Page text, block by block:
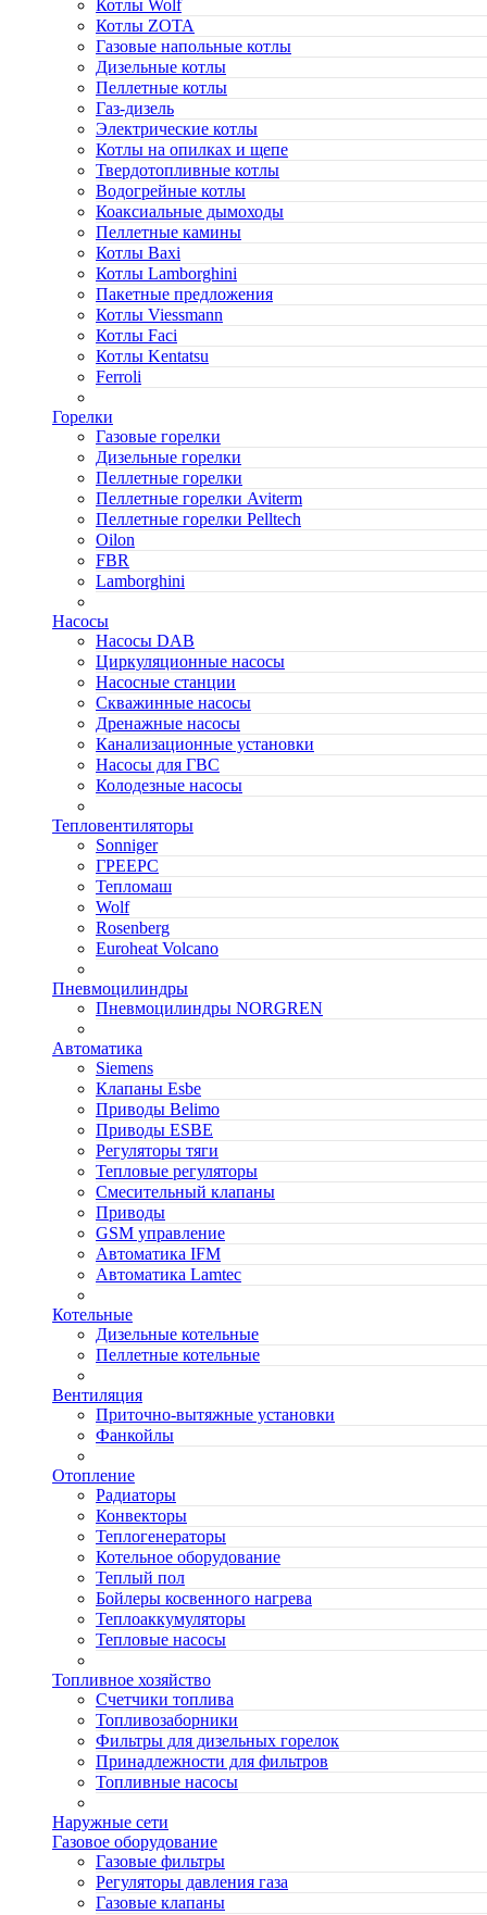
Котлы Wolf
Котлы ZOTA
Газовые напольные котлы
Дизельные котлы
Пеллетные котлы
Газ-дизель
Электрические котлы
Котлы на опилках и щепе
Твердотопливные котлы
Водогрейные котлы
Коаксиальные дымоходы
Пеллетные камины
Котлы Baxi
Котлы Lamborghini
Пакетные предложения
Котлы Viessmann
Котлы Faci
Котлы Kentatsu
Ferroli
Горелки
Газовые горелки
Дизельные горелки
Пеллетные горелки
Пеллетные горелки Aviterm
Пеллетные горелки Pelltech
Oilon
FBR
Lamborghini
Насосы
Насосы DAB
Циркуляционные насосы
Насосные станции
Скважинные насосы
Дренажные насосы
Канализационные установки
Насосы для ГВС
Колодезные насосы
Тепловентиляторы
Sonniger
ГРЕЕРС
Тепломаш
Wolf
Rosenberg
Euroheat Volcano
Пневмоцилиндры
Пневмоцилиндры NORGREN
Автоматика
Siemens
Клапаны Esbe
Приводы Belimo
Приводы ESBE
Регуляторы тяги
Тепловые регуляторы
Cмесительный клапаны
Приводы
GSM управление
Автоматика IFM
Автоматика Lamtec
Котельные
Дизельные котельные
Пеллетные котельные
Вентиляция
Приточно-вытяжные установки
Фанкойлы
Отопление
Радиаторы
Конвекторы
Теплогенераторы
Котельное оборудование
Теплый пол
Бойлеры косвенного нагрева
Теплоаккумуляторы
Тепловые насосы
Топливное хозяйство
Счетчики топлива
Топливозаборники
Фильтры для дизельных горелок
Принадлежности для фильтров
Топливные насосы
Наружные сети
Газовое оборудование
Газовые фильтры
Регуляторы давления газа
Газовые клапаны